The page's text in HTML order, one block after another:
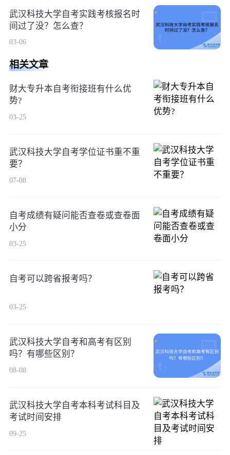
武汉科技大学自考实践考核报名时
间过了没？怎么查？
03-06
相关文章
财大专升本自考衔接班有什么优
势?
03-25
武汉科技大学自考学位证书重不重
要？
07-08
自考成绩有疑问能否查卷或查卷面
小分
03-25
自考可以跨省报考吗？
03-25
武汉科技大学自考和高考有区别
吗？有哪些区别？
08-08
武汉科技大学自考本科考试科目及
考试时间安排
09-25